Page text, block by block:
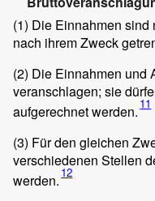
(1) Die Einnahmen sind
nach ihrem Zweck
(2) Die Einnahmen und
veranschlagen; sie
aufgerechnet werden. 11
(3) Für den gleichen
verschiedenen Stellen
werden. 12